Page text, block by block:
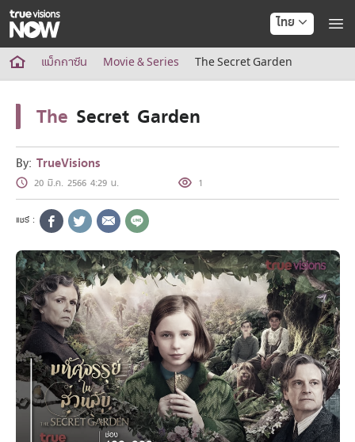
ไทย
True AF2026
แพ็กเกจ
NOW SPORTS
NOW Muay Thai
แพ็กเกจทรูวิชันส์นาวทั้งหมด
เคเบิลและจานดาวเทียม
สิทธิพิเศษ
สิทธิพิเศษลูกค้าทรูวิชั่นส์
HoReCa
แพ็กเกจสำหรับผู้ประกอบการ
หาร้านร่วมรายการ
FAQs
แม็กกาซีน Movie & Series The Secret Garden
The Secret Garden
By: TrueVisions
20 มี.ค. 2566 4:29 น. 1